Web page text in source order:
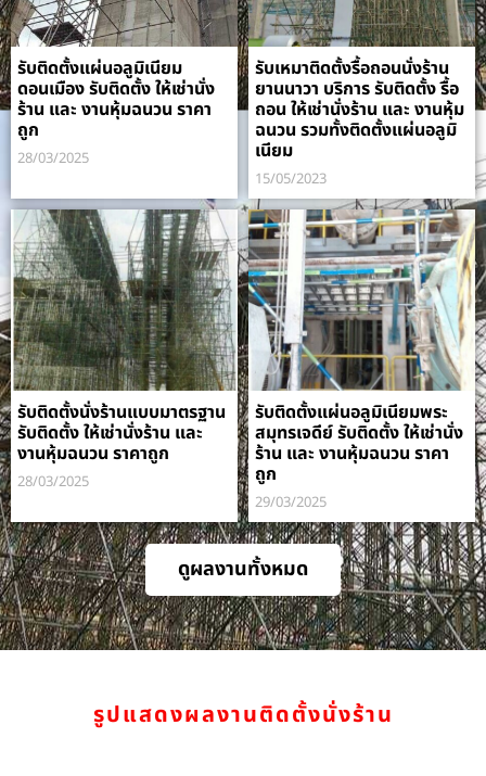
รับติดตั้งแผ่นอลูมิเนียม
ดอนเมือง รับติดตั้ง ให้เช่านั่ง
ร้าน และ งานหุ้มฉนวน ราคา
ถูก
28/03/2025
รับเหมาติดตั้งรื้อถอนนั่งร้าน
ยานนาวา บริการ รับติดตั้ง รื้อ
ถอน ให้เช่านั่งร้าน และ งานหุ้ม
ฉนวน รวมทั้งติดตั้งแผ่นอลูมิ
เนียม
15/05/2023
รับติดตั้งนั่งร้านแบบมาตรฐาน
รับติดตั้ง ให้เช่านั่งร้าน และ
งานหุ้มฉนวน ราคาถูก
28/03/2025
รับติดตั้งแผ่นอลูมิเนียมพระ
สมุทรเจดีย์ รับติดตั้ง ให้เช่านั่ง
ร้าน และ งานหุ้มฉนวน ราคา
ถูก
29/03/2025
ดูผลงานทั้งหมด
รูปแสดงผลงานติดตั้งนั่งร้าน